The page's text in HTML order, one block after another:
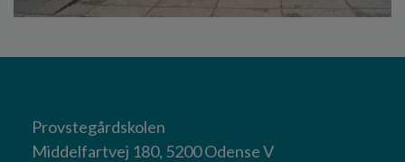
Provstegårdskolen
Middelfartvej 180, 5200 Odense V